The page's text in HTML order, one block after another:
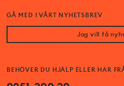
BEHÖVER DU HJÄLP ELLER HAR
GÅ MED I VÅRT NYHETSBREV
Jag vill få